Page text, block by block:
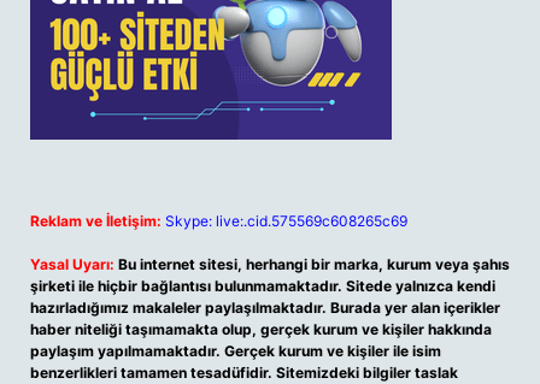
Reklam ve İletişim: Skype: live:.cid.575569c608265c69
Yasal Uyarı: Bu internet sitesi, herhangi bir marka, kurum veya şahıs
şirketi ile hiçbir bağlantısı bulunmamaktadır. Sitede yalnızca kendi
hazırladığımız makaleler paylaşılmaktadır. Burada yer alan içerikler
haber niteliği taşımamakta olup, gerçek kurum ve kişiler hakkında
paylaşım yapılmamaktadır. Gerçek kurum ve kişiler ile isim
benzerlikleri tamamen tesadüfidir. Sitemizdeki bilgiler taslak